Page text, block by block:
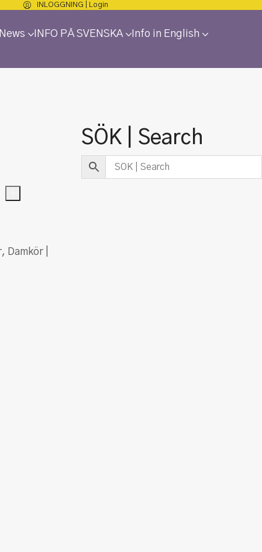
INLOGGNING | Login
INFO PÅ SVENSKA Info in English
, Damkör |
SÖK | Search